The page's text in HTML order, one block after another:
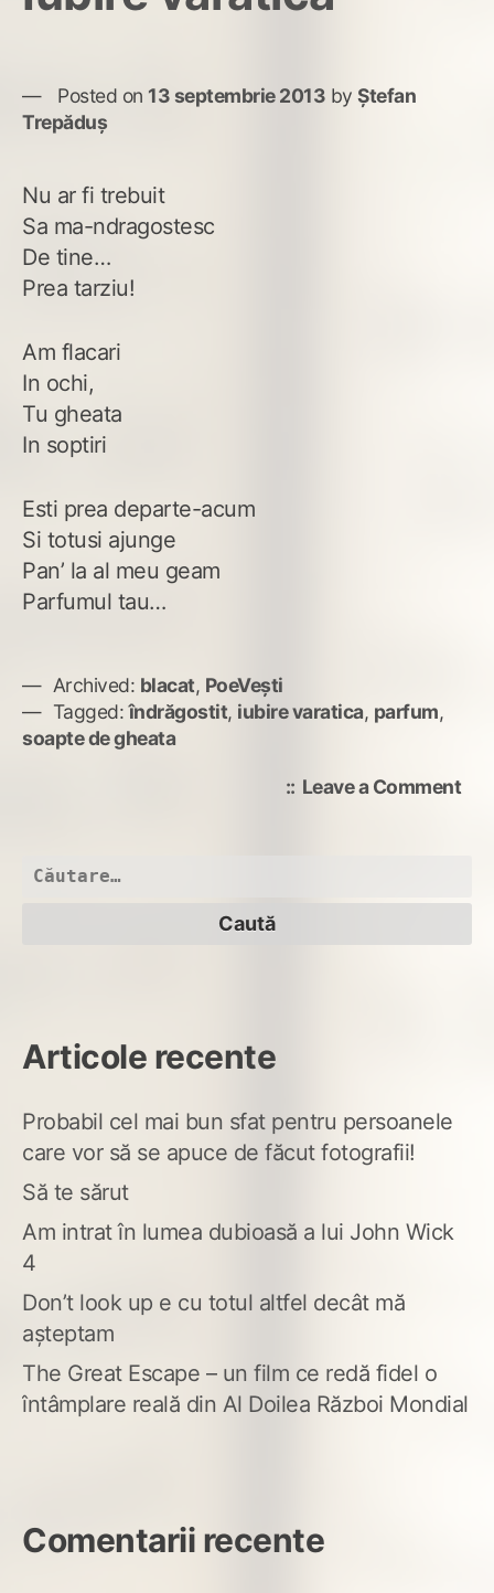
Posted on 13 septembrie 2013 by Ștefan
Trepăduș
Nu ar fi trebuit
Sa ma-ndragostesc
De tine…
Prea tarziu!
Am flacari
In ochi,
Tu gheata
In soptiri
Esti prea departe-acum
Si totusi ajunge
Pan’ la al meu geam
Parfumul tau…
Archived: blacat, PoeVești
Tagged: îndrăgostit, iubire varatica, parfum,
soapte de gheata
Leave a Commenton
Caută
Articole recente
Probabil cel mai bun sfat pentru persoanele
care vor să se apuce de făcut fotografii!
Să te sărut
Am intrat în lumea dubioasă a lui John Wick
4
Don’t look up e cu totul altfel decât mă
așteptam
The Great Escape – un film ce redă fidel o
întâmplare reală din Al Doilea Război Mondial
Comentarii recente